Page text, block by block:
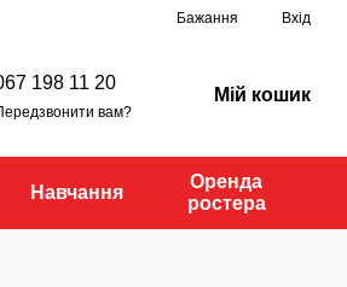
Бажання Вхід
198 11 20
вам?
Мій кошик
Навчання
Оренда
ростера